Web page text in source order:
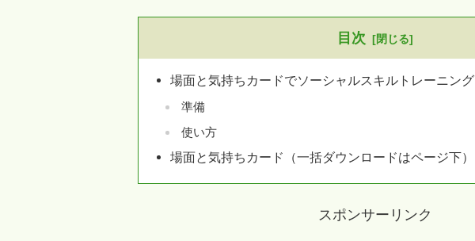
目次
場面と気持ちカードでソーシャルスキルトレーニング
準備
使い方
場面と気持ちカード（一括ダウンロードはページ下）
スポンサーリンク